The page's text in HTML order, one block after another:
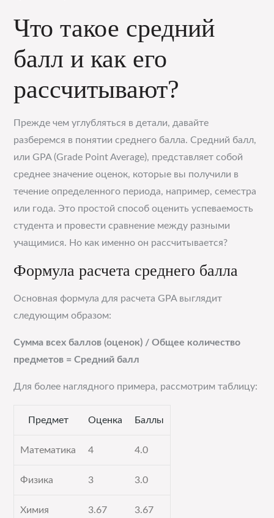
Что такое средний
балл и как его
рассчитывают?
Прежде чем углубляться в детали, давайте
разберемся в понятии среднего балла. Средний балл,
или GPA (Grade Point Average), представляет собой
среднее значение оценок, которые вы получили в
течение определенного периода, например, семестра
или года. Это простой способ оценить успеваемость
студента и провести сравнение между разными
учащимися. Но как именно он рассчитывается?
Формула расчета среднего балла
Основная формула для расчета GPA выглядит
следующим образом:
Сумма всех баллов (оценок) / Общее количество
предметов = Средний балл
Для более наглядного примера, рассмотрим таблицу:
Предмет Оценка Баллы
Математика 4 4.0
Физика 3 3.0
Химия 3.67 3.67